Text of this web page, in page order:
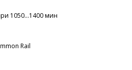
1050…1400 мин
Rail